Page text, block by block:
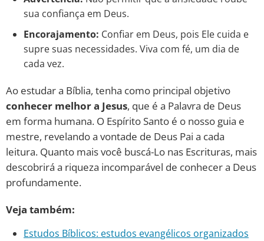
sua confiança em Deus.
Encorajamento: Confiar em Deus, pois Ele cuida e
supre suas necessidades. Viva com fé, um dia de
cada vez.
Ao estudar a Bíblia, tenha como principal objetivo
conhecer melhor a Jesus, que é a Palavra de Deus
em forma humana. O Espírito Santo é o nosso guia e
mestre, revelando a vontade de Deus Pai a cada
leitura. Quanto mais você buscá-Lo nas Escrituras, mais
descobrirá a riqueza incomparável de conhecer a Deus
profundamente.
Veja também:
Estudos Bíblicos: estudos evangélicos organizados